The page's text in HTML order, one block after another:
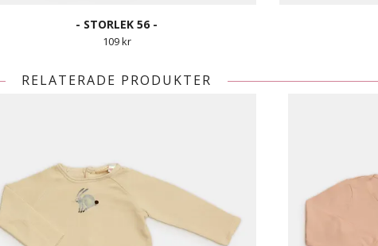
- STORLEK 56 -
109 kr
RELATERADE PRODUKTER